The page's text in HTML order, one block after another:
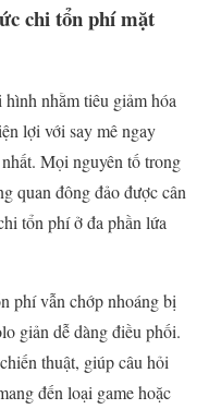
chi tổn phí mặt
nhằm tiêu giảm hóa
lợi với say mê ngay
Mọi nguyên tố trong
quan đông đảo được cân
tổn phí ở đa phần lứa
phí vẫn chớp nhoáng bị
giản dễ dàng điều phối.
thuật, giúp câu hỏi
đến loại game hoặc